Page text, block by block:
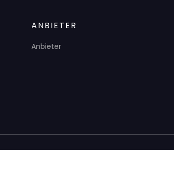
ANBIETER
Anbieter